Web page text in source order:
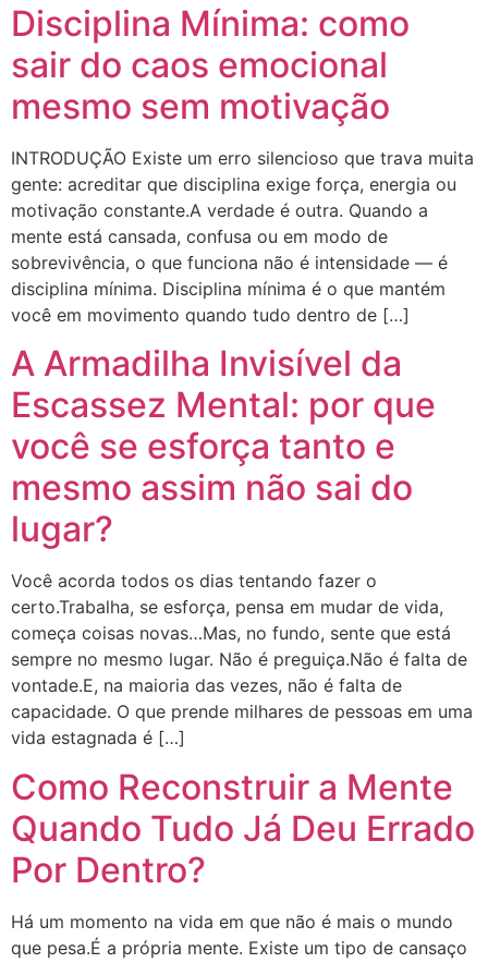
Disciplina Mínima: como
sair do caos emocional
mesmo sem motivação
INTRODUÇÃO Existe um erro silencioso que trava muita
gente: acreditar que disciplina exige força, energia ou
motivação constante.A verdade é outra. Quando a
mente está cansada, confusa ou em modo de
sobrevivência, o que funciona não é intensidade — é
disciplina mínima. Disciplina mínima é o que mantém
você em movimento quando tudo dentro de […]
A Armadilha Invisível da
Escassez Mental: por que
você se esforça tanto e
mesmo assim não sai do
lugar?
Você acorda todos os dias tentando fazer o
certo.Trabalha, se esforça, pensa em mudar de vida,
começa coisas novas…Mas, no fundo, sente que está
sempre no mesmo lugar. Não é preguiça.Não é falta de
vontade.E, na maioria das vezes, não é falta de
capacidade. O que prende milhares de pessoas em uma
vida estagnada é […]
Como Reconstruir a Mente
Quando Tudo Já Deu Errado
Por Dentro?
Há um momento na vida em que não é mais o mundo
que pesa.É a própria mente. Existe um tipo de cansaço